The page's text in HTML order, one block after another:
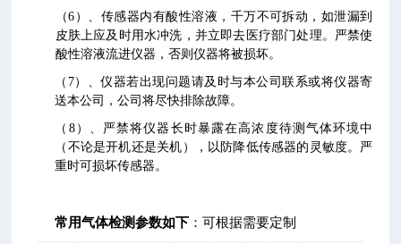
（6）、传感器内有酸性溶液，千万不可拆动，如泄漏到
皮肤上应及时用水冲洗，并立即去医疗部门处理。严禁使
酸性溶液流进仪器，否则仪器将被损坏。
（7）、仪器若出现问题请及时与本公司联系或将仪器寄
送本公司，公司将尽快排除故障。
（8）、严禁将仪器长时暴露在高浓度待测气体环境中
（不论是开机还是关机），以防降低传感器的灵敏度。严
重时可损坏传感器。
常用气体检测参数如下 ：可根据需要定制